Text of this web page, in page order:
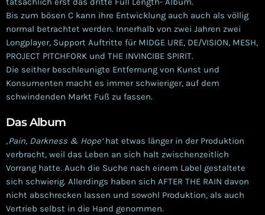
Bis zum bösen C kann ihre Entwicklung auch auch als völlig
normal betrachtet werden. Innerhalb von zwei Jahren zwei
Longplayer, Support Auftritte für MIDGE URE, DE/VISION, MESH,
PROJECT PITCHFORK und THE INVINCIBE SPIRIT.
Die seither beschleunigte Entfernung von Kunst und
Konsumenten macht es immer schwieriger, auf dem
schwindenden Markt Fuß zu fassen.
Das Album
‚Pain, Darkness & Hope‘hat etwas länger in der Produktion
verbracht, weil das Leben an sich halt zwischenzeitlich
Vorrang hatte. Auch die Suche nach einem Label gestaltete
sich schwierig. Allerdings haben sich AFTER THE RAIN davon
nicht abschrecken lassen und sowohl Produktion, als auch
Vertrieb selbst in die Hand genommen.